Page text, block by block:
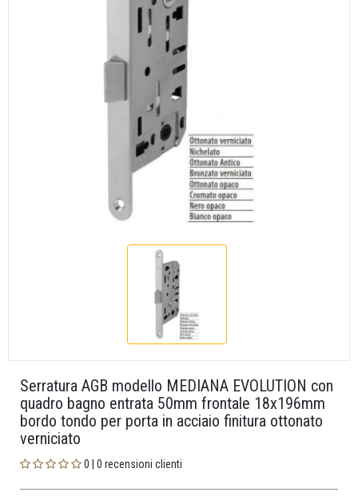
Serratura AGB modello MEDIANA EVOLUTION con
quadro bagno entrata 50mm frontale 18x196mm
bordo tondo per porta in acciaio finitura ottonato
verniciato
0 | 0 recensioni clienti